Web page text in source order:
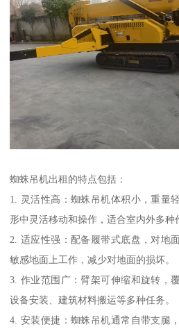
蜘蛛吊机出租的特点包括：
1. 灵活性高：蜘蛛吊机体积小，重量
形中灵活移动和操作，适合室内外多种
2. 适应性强：配备履带式底盘，对地
敏感地面上工作，减少对地面的损坏。
3. 作业范围广：臂架可伸缩和旋转，
设备安装、建筑材料搬运等多种任务。
4. 安装便捷：蜘蛛吊机通常自带支腿